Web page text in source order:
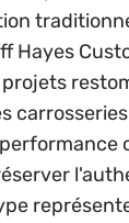
Hayes